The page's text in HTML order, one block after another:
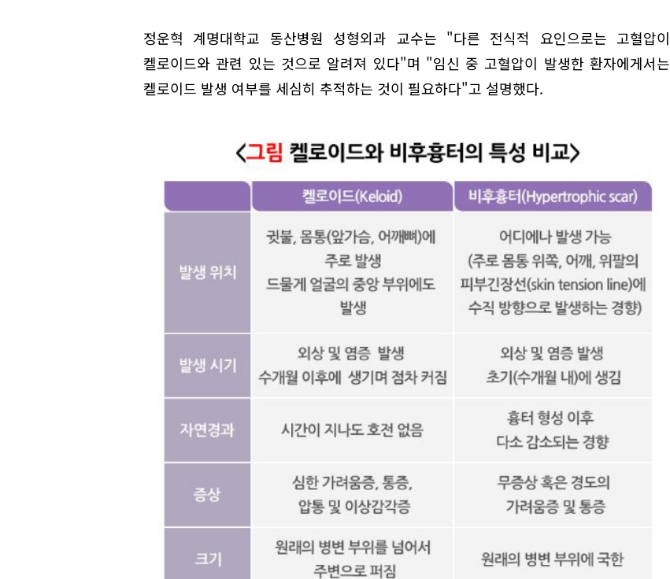
정운혁 계명대학교 동산병원 성형외과 교수는 "다른 전식적 요인으로는 고혈압이
켈로이드와 관련 있는 것으로 알려져 있다"며 "임신 중 고혈압이 발생한 환자에게서는
켈로이드 발생 여부를 세심히 추적하는 것이 필요하다"고 설명했다.